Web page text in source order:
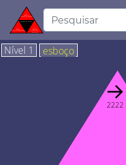
Nível 1 esboço
→
2222